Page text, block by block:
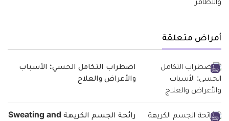
أمراض متعلقة
اضطراب التكامل الحسي: الأسباب
والأعراض والعلاج
رائحة الجسم الكريهة Sweating and